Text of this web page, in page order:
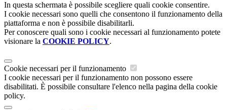
In questa schermata è possibile scegliere quali cookie consentire.
I cookie necessari sono quelli che consentono il funzionamento della
piattaforma e non è possibile disabilitarli.
Per conoscere quali sono i cookie necessari al funzionamento potete
visionare la COOKIE POLICY.
Cookie necessari per il funzionamento
I cookie necessari per il funzionamento non possono essere
disabilitati. È possibile consultare l'elenco nella pagina della cookie
policy.